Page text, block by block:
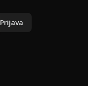
Prijava